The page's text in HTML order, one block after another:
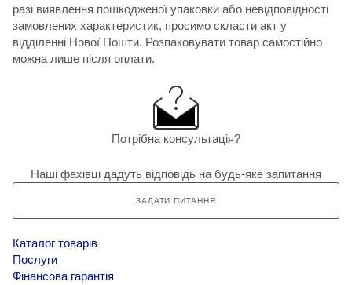
разі виявлення пошкодженої упаковки або невідповідності
замовлених характеристик, просимо скласти акт у
відділенні Нової Пошти. Розпаковувати товар самостійно
можна лише після оплати.
Потрібна консультація?
Наші фахівці дадуть відповідь на будь-яке запитання
ЗАДАТИ ПИТАННЯ
Каталог товарів
Послуги
Фінансова гарантія